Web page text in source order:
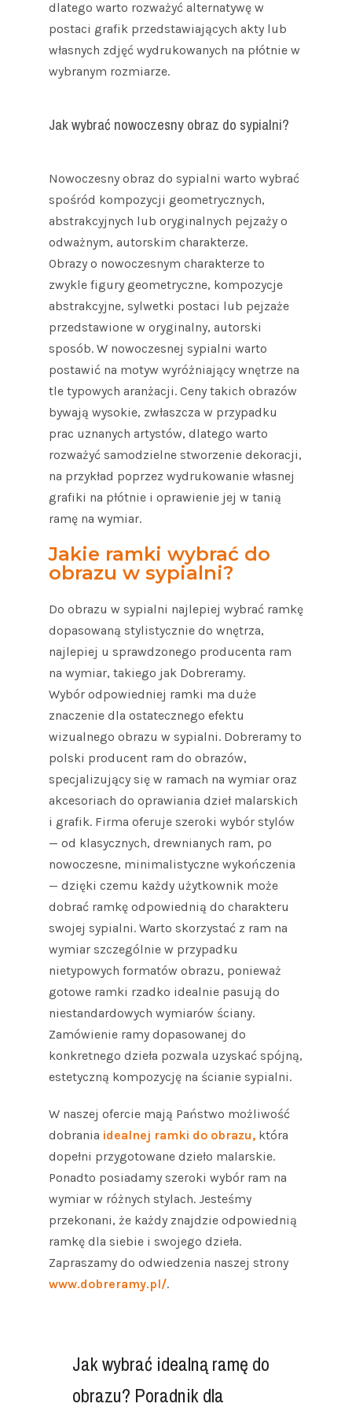
dlatego warto rozważyć alternatywę w
postaci grafik przedstawiających akty lub
własnych zdjęć wydrukowanych na płótnie w
wybranym rozmiarze.
Jak wybrać nowoczesny obraz do sypialni?
Nowoczesny obraz do sypialni warto wybrać
spośród kompozycji geometrycznych,
abstrakcyjnych lub oryginalnych pejzaży o
odważnym, autorskim charakterze.
Obrazy o nowoczesnym charakterze to
zwykle figury geometryczne, kompozycje
abstrakcyjne, sylwetki postaci lub pejzaże
przedstawione w oryginalny, autorski
sposób. W nowoczesnej sypialni warto
postawić na motyw wyróżniający wnętrze na
tle typowych aranżacji. Ceny takich obrazów
bywają wysokie, zwłaszcza w przypadku
prac uznanych artystów, dlatego warto
rozważyć samodzielne stworzenie dekoracji,
na przykład poprzez wydrukowanie własnej
grafiki na płótnie i oprawienie jej w tanią
ramę na wymiar.
Jakie ramki wybrać do
obrazu w sypialni?
Do obrazu w sypialni najlepiej wybrać ramkę
dopasowaną stylistycznie do wnętrza,
najlepiej u sprawdzonego producenta ram
na wymiar, takiego jak Dobreramy.
Wybór odpowiedniej ramki ma duże
znaczenie dla ostatecznego efektu
wizualnego obrazu w sypialni. Dobreramy to
polski producent ram do obrazów,
specjalizujący się w ramach na wymiar oraz
akcesoriach do oprawiania dzieł malarskich
i grafik. Firma oferuje szeroki wybór stylów
— od klasycznych, drewnianych ram, po
nowoczesne, minimalistyczne wykończenia
— dzięki czemu każdy użytkownik może
dobrać ramkę odpowiednią do charakteru
swojej sypialni. Warto skorzystać z ram na
wymiar szczególnie w przypadku
nietypowych formatów obrazu, ponieważ
gotowe ramki rzadko idealnie pasują do
niestandardowych wymiarów ściany.
Zamówienie ramy dopasowanej do
konkretnego dzieła pozwala uzyskać spójną,
estetyczną kompozycję na ścianie sypialni.
W naszej ofercie mają Państwo możliwość
dobrania idealnej ramki do obrazu,która
dopełni przygotowane dzieło malarskie.
Ponadto posiadamy szeroki wybór ram na
wymiar w różnych stylach. Jesteśmy
przekonani, że każdy znajdzie odpowiednią
ramkę dla siebie i swojego dzieła.
Zapraszamy do odwiedzenia naszej strony
www.dobreramy.pl/.
Jak wybrać idealną ramę do
obrazu? Poradnik dla